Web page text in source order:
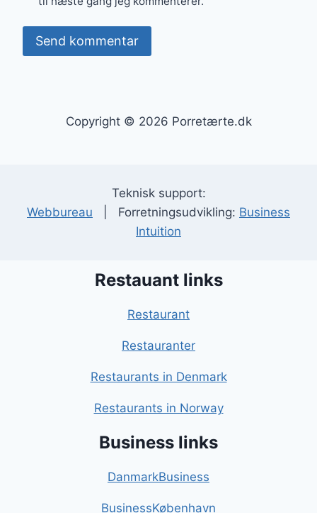
Copyright © 2026 Porretærte.dk
Teknisk support:
Webbureau | Forretningsudvikling: Business
Intuition
Restauant links
Restaurant
Restauranter
Restaurants in Denmark
Restaurants in Norway
Business links
DanmarkBusiness
BusinessKøbenhavn